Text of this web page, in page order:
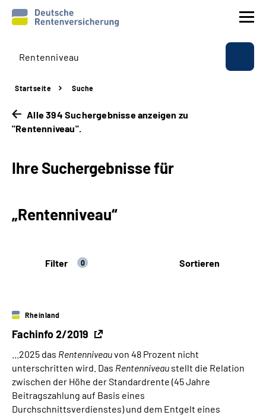
Rente
Beratung & Kontakt
Online-Services
Language
Inhalte in Gebärdensprache (DGS)
Leichte Sprache
Startseite Suche
Alle 394 Suchergebnisse anzeigen zu
"Rentenniveau".
Ihre Suchergebnisse für
„Rentenniveau“
Filter 0 Sortieren
Fachinfo 2/2019
Rheinland
...2025 das Rentenniveauvon 48 Prozent nicht
unterschritten wird. Das Rentenniveau stellt die Relation
zwischen der Höhe der Standardrente (45 Jahre
Beitragszahlung auf Basis eines
Durchschnittsverdienstes) und dem Entgelt eines